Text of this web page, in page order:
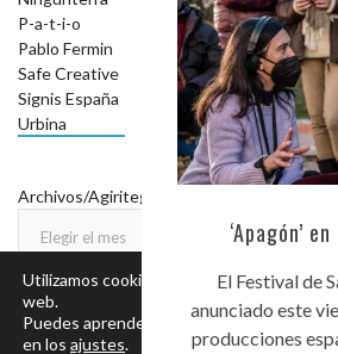
P-a-t-i-o
Pablo Fermin
Safe Creative
Signis España
Urbina
ARCHIVOS/
Archivos/Agiritegiak
‘Apagón’
El Festival de
anunciado este
producciones
Utilizamos cookies para ofrecerte la mejor
web.
Puedes aprender más sobre qué cookies
en los ajustes.